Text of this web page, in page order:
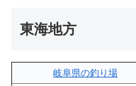
東海地方
岐阜県の釣り場